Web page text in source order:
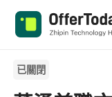
已關閉